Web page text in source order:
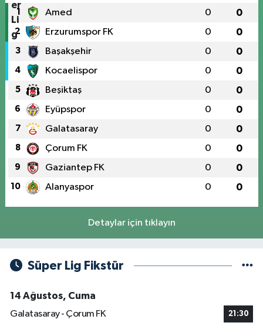
1 Amed 0 0
2 Erzurumspor FK 0 0
3 Başakşehir 0 0
4 Kocaelispor 0 0
5 Beşiktaş 0 0
6 Eyüpspor 0 0
7 Galatasaray 0 0
8 Çorum FK 0 0
9 Gaziantep FK 0 0
10 Alanyaspor 0 0
Detaylar için tıklayın
Süper Lig Fikstür
14 Ağustos, Cuma
Galatasaray - Çorum FK
21:30